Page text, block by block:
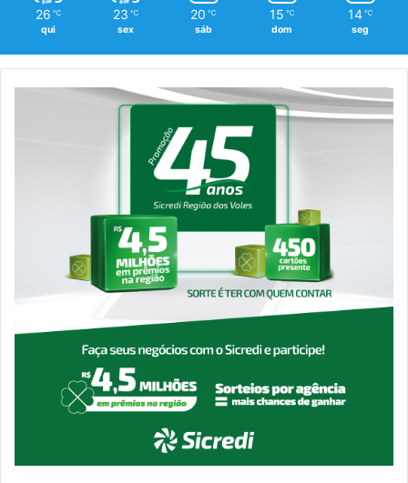
26 ℃
qui
23 ℃
sex
20 ℃
sáb
15 ℃
dom
14 ℃
seg